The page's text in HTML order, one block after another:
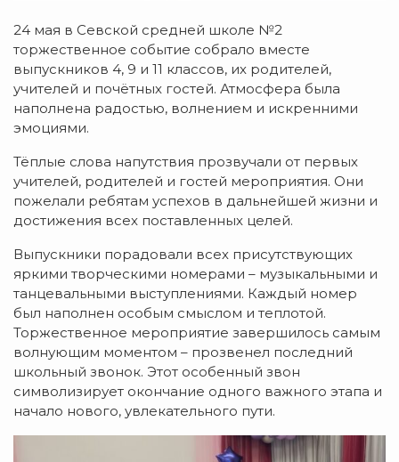
24 мая в Севской средней школе №2
торжественное событие собрало вместе
выпускников 4, 9 и 11 классов, их родителей,
учителей и почётных гостей. Атмосфера была
наполнена радостью, волнением и искренними
эмоциями.
Тёплые слова напутствия прозвучали от первых
учителей, родителей и гостей мероприятия. Они
пожелали ребятам успехов в дальнейшей жизни и
достижения всех поставленных целей.
Выпускники порадовали всех присутствующих
яркими творческими номерами – музыкальными и
танцевальными выступлениями. Каждый номер
был наполнен особым смыслом и теплотой.
Торжественное мероприятие завершилось самым
волнующим моментом – прозвенел последний
школьный звонок. Этот особенный звон
символизирует окончание одного важного этапа и
начало нового, увлекательного пути.